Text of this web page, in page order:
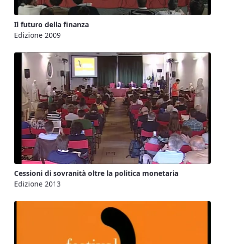
Il futuro della finanza
Edizione 2009
Cessioni di sovranità oltre la politica monetaria
Edizione 2013